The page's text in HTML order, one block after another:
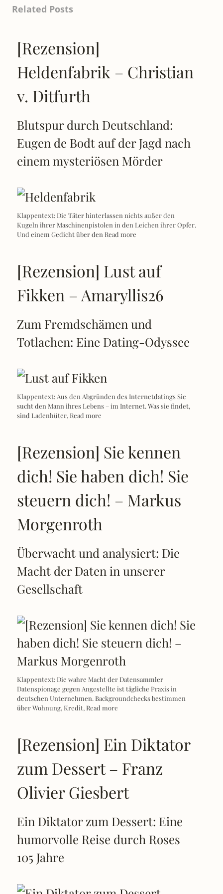
Related Posts
[Rezension]
Heldenfabrik – Christian
v. Ditfurth
Blutspur durch Deutschland:
Eugen de Bodt auf der Jagd nach
einem mysteriösen Mörder
Klappentext: Die Täter hinterlassen nichts außer den
Kugeln ihrer Maschinenpistolen in den Leichen ihrer Opfer.
Und einem Gedicht über den Read more
[Rezension] Lust auf
Fikken – Amaryllis26
Zum Fremdschämen und
Totlachen: Eine Dating-Odyssee
Klappentext: Aus den Abgründen des Internetdatings Sie
sucht den Mann ihres Lebens – im Internet. Was sie findet,
sind Ladenhüter, Read more
[Rezension] Sie kennen
dich! Sie haben dich! Sie
steuern dich! – Markus
Morgenroth
Überwacht und analysiert: Die
Macht der Daten in unserer
Gesellschaft
Klappentext: Die wahre Macht der Datensammler
Datenspionage gegen Angestellte ist tägliche Praxis in
deutschen Unternehmen. Backgroundchecks bestimmen
über Wohnung, Kredit, Read more
[Rezension] Ein Diktator
zum Dessert – Franz
Olivier Giesbert
Ein Diktator zum Dessert: Eine
humorvolle Reise durch Roses
105 Jahre